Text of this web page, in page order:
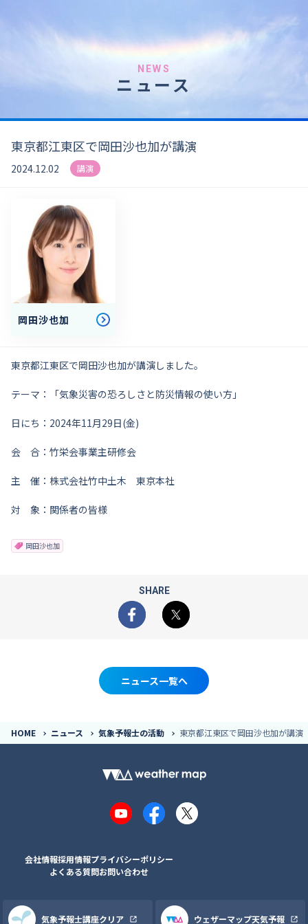
NEWS
ニュース
東京都江東区で岡田沙也加が講演
2024.12.02 講演
岡田沙也加
東京都江東区で岡田沙也加が講演しました。
テーマ：「気象災害の恐ろしさと防災情報の使い方」
日にち：2024年11月29日(金)
会 合：竹栄会事業主研修会
主 催：株式会社竹中土木 東京本社
対 象：関係者の皆様
岡田沙也加
SHARE
Facebook
X
ニュース一覧へ
HOME ニュース 気象予報士の活動 東京都江東区で岡田沙也加が講演
YouTubeFacebook
X
会社情報採用情報プライバシーポリシー
よくある質問お問い合わせ
気象予報士講座クリア ウェザーマップ天気予報